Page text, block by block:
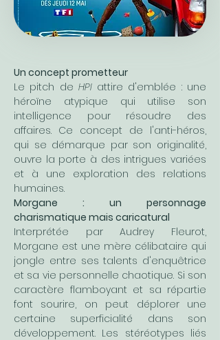
Un concept prometteur
Le pitch de HPI attire d'emblée : une
héroïne atypique qui utilise son
intelligence pour résoudre des
affaires. Ce concept de l'anti-héros,
qui se démarque par son originalité,
ouvre la porte à des intrigues variées
et à une exploration des relations
humaines.
Morgane : un personnage
charismatique mais caricatural
Interprétée par Audrey Fleurot,
Morgane est une mère célibataire qui
jongle entre ses talents d'enquêtrice
et sa vie personnelle chaotique. Si son
caractère flamboyant et sa répartie
font sourire, on peut déplorer une
certaine superficialité dans son
développement. Les stéréotypes liés